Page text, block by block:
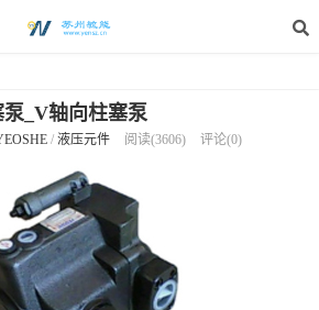
_V轴向柱塞泵
/ 液压元件 阅读(3606) 评论(0)